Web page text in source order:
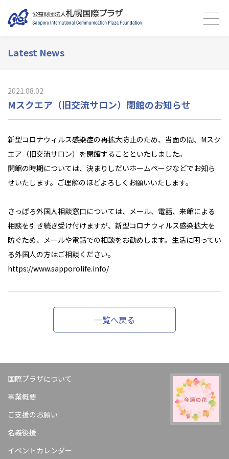
Latest News
Мスクエア（旧交流サロン）閉館のお知らせ
2021.08.02
新型コロナウィルス感染症の再拡大防止のため、当面の間、Мスク
エア（旧交流サロン）を閉館することといたしました。
開館の時期については、決まりしだいホームページなどでお知ら
せいたします。ご理解のほどよろしくお願いいたします。
さっぽろ外国人相談窓口については、メール、電話、来館による
相談を引き続き受け付けますが、新型コロナウィルス感染拡大を
防ぐため、メールや電話での相談をお勧めします。生活に困ってい
る外国人の方はご相談ください。
https://www.sapporolife.info/
一覧へ戻る
国際プラザについて
事業概要
ご支援のお願い
名義後援
イベントカレンダー